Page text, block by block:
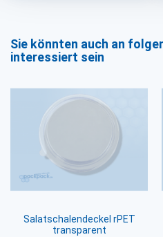
Sie könnten auch an
interessiert sein
Salatschalendeckel rPET
transparent